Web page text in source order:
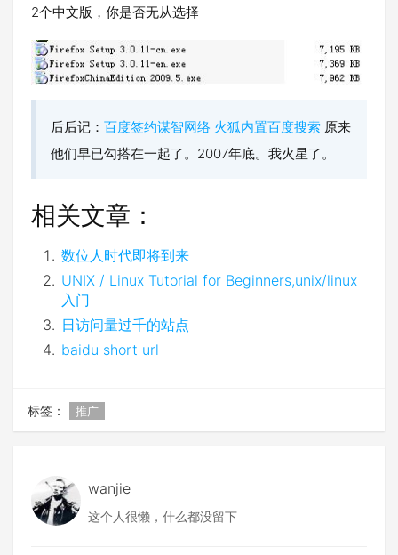
2个中文版，你是否无从选择
后后记： 百度签约谋智网络 火狐内置百度搜索 原来
他们早已勾搭在一起了。2007年底。我火星了。
相关文章：
数位人时代即将到来
UNIX / Linux Tutorial for Beginners,unix/linux
入门
日访问量过千的站点
baidu short url
标签： 推广
wanjie
这个人很懒，什么都没留下